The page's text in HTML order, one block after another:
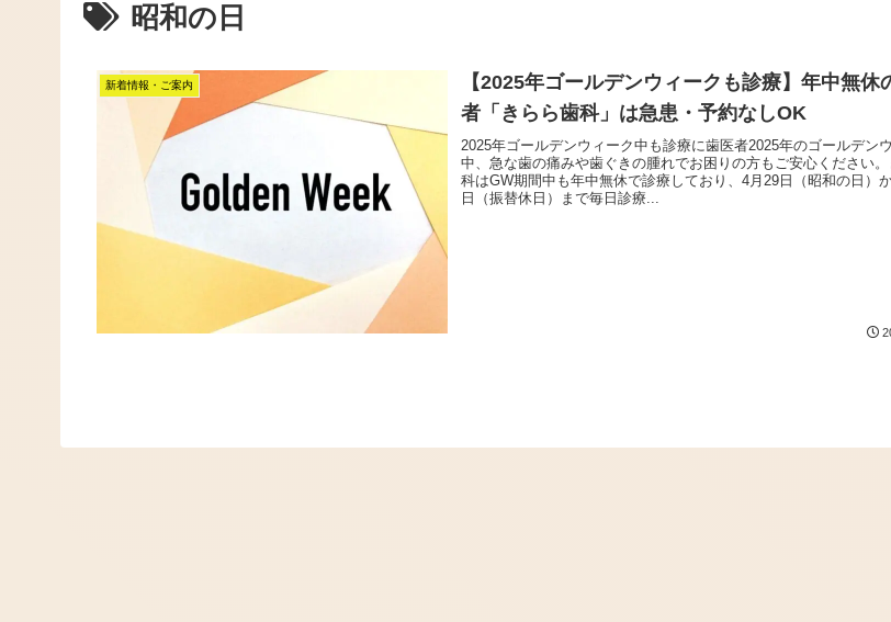
昭和の日
新着情報・ご案内
【2025年ゴールデンウィークも診療】年中無休
者「きらら歯科」は急患・予約なしOK
2025年ゴールデンウィーク中も診療に歯医者2025年のゴールデン
中、急な歯の痛みや歯ぐきの腫れでお困りの方もご安心ください
科はGW期間中も年中無休で診療しており、4月29日（昭和の日）
日（振替休日）まで毎日診療...